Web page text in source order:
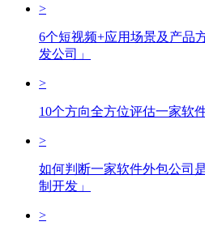
>
6个短视频+应用场景及产品
发公司」
>
10个方向全方位评估一家软
>
如何判断一家软件外包公司
制开发」
>